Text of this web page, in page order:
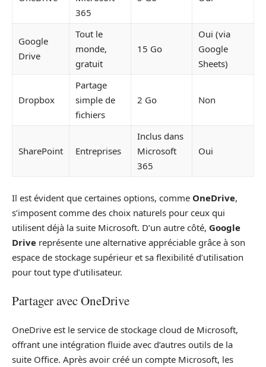
365
Google
Drive
Tout le
monde,
gratuit
15 Go
Oui (via
Google
Sheets)
Dropbox
Partage
simple de
fichiers
2 Go Non
SharePoint Entreprises
Inclus dans
Microsoft
365
Oui
Il est évident que certaines options, comme OneDrive,
s’imposent comme des choix naturels pour ceux qui
utilisent déjà la suite Microsoft. D’un autre côté, Google
Drive représente une alternative appréciable grâce à son
espace de stockage supérieur et sa flexibilité d’utilisation
pour tout type d’utilisateur.
Partager avec OneDrive
OneDrive est le service de stockage cloud de Microsoft,
offrant une intégration fluide avec d’autres outils de la
suite Office. Après avoir créé un compte Microsoft, les